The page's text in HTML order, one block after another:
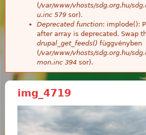
(/var/www/vhosts/sdg.org.hu/
u.inc 579 sor).
Deprecated function: implode():
after array is deprecated. Swap
drupal_get_feeds() függvényben
(/var/www/vhosts/sdg.org.hu/
mon.inc 394 sor).
img_4719